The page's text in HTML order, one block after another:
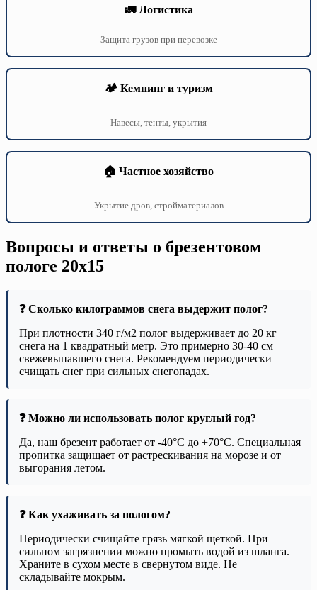
🚛 Логистика
Защита грузов при перевозке
🏕️ Кемпинг и туризм
Навесы, тенты, укрытия
🏠 Частное хозяйство
Укрытие дров, стройматериалов
Вопросы и ответы о брезентовом
пологе 20х15
❓ Сколько килограммов снега выдержит полог?
При плотности 340 г/м2 полог выдерживает до 20 кг
снега на 1 квадратный метр. Это примерно 30-40 см
свежевыпавшего снега. Рекомендуем периодически
счищать снег при сильных снегопадах.
❓ Можно ли использовать полог круглый год?
Да, наш брезент работает от -40°C до +70°C. Специальная
пропитка защищает от растрескивания на морозе и от
выгорания летом.
❓ Как ухаживать за пологом?
Периодически счищайте грязь мягкой щеткой. При
сильном загрязнении можно промыть водой из шланга.
Храните в сухом месте в свернутом виде. Не
складывайте мокрым.